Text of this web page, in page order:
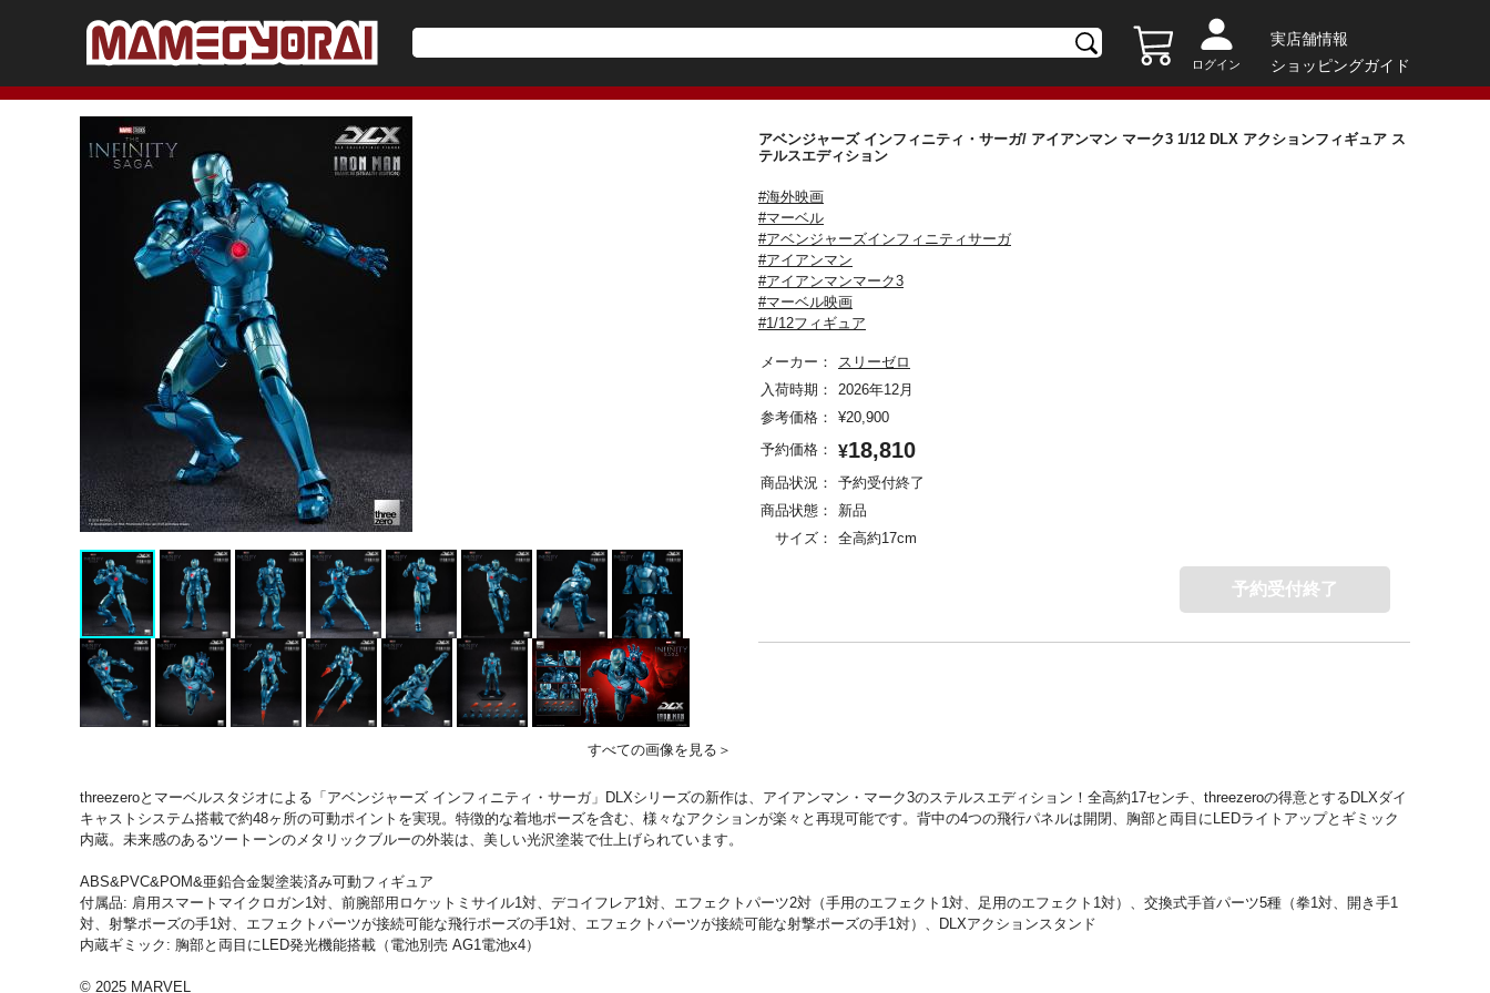
ログイン
実店舗情報
ショッピングガイド
すべての画像を見る＞
アベンジャーズ インフィニティ・サーガ/ アイアンマン マーク3 1/12 DLX アクションフィギュア ス
テルスエディション
#海外映画
#マーベル
#アベンジャーズインフィニティサーガ
#アイアンマン
#アイアンマンマーク3
#マーベル映画
#1/12フィギュア
メーカー：
スリーゼロ
入荷時期：
2026年12月
参考価格：
¥20,900
予約価格：
¥18,810
商品状況：
予約受付終了
商品状態：
新品
サイズ：
全高約17cm
予約受付終了
threezeroとマーベルスタジオによる「アベンジャーズ インフィニティ・サーガ」DLXシリーズの新作は、アイアンマン・マーク3のステルスエディション！全高約17センチ、threezeroの得意とするDLXダイ
キャストシステム搭載で約48ヶ所の可動ポイントを実現。特徴的な着地ポーズを含む、様々なアクションが楽々と再現可能です。背中の4つの飛行パネルは開閉、胸部と両目にLEDライトアップとギミック
内蔵。未来感のあるツートーンのメタリックブルーの外装は、美しい光沢塗装で仕上げられています。
ABS&PVC&POM&亜鉛合金製塗装済み可動フィギュア
付属品: 肩用スマートマイクロガン1対、前腕部用ロケットミサイル1対、デコイフレア1対、エフェクトパーツ2対（手用のエフェクト1対、足用のエフェクト1対）、交換式手首パーツ5種（拳1対、開き手1
対、射撃ポーズの手1対、エフェクトパーツが接続可能な飛行ポーズの手1対、エフェクトパーツが接続可能な射撃ポーズの手1対）、DLXアクションスタンド
内蔵ギミック: 胸部と両目にLED発光機能搭載（電池別売 AG1電池x4）
© 2025 MARVEL